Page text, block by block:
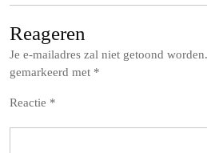
Reageren
Je e-mailadres zal niet getoond worden.
gemarkeerd met *
Reactie *